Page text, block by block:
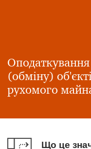
(обміну)
рухомого
Що це